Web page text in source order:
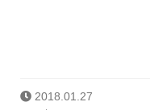
2018.01.27